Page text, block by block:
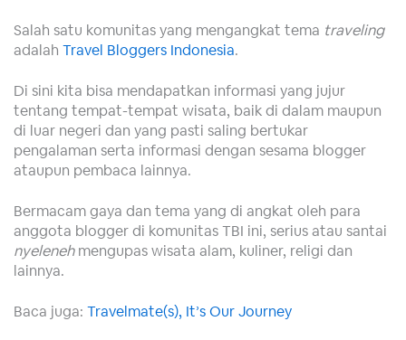
Salah satu komunitas yang mengangkat tema traveling
adalah Travel Bloggers Indonesia.
Di sini kita bisa mendapatkan informasi yang jujur
tentang tempat-tempat wisata, baik di dalam maupun
di luar negeri dan yang pasti saling bertukar
pengalaman serta informasi dengan sesama blogger
ataupun pembaca lainnya.
Bermacam gaya dan tema yang di angkat oleh para
anggota blogger di komunitas TBI ini, serius atau santai
nyelenehmengupas wisata alam, kuliner, religi dan
lainnya.
Baca juga: Travelmate(s), It’s Our Journey